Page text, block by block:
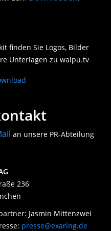
finden Sie Logos, Bilder
Unterlagen zu waipu.tv
an unsere PR-Abteilung
236
Jasmin Mittenzwei
presse@exaring.de